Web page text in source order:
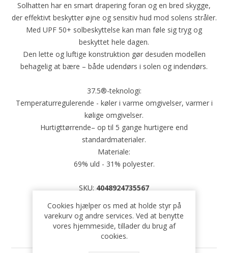
Solhatten har en smart drapering foran og en bred skygge,
der effektivt beskytter øjne og sensitiv hud mod solens stråler.
Med UPF 50+ solbeskyttelse kan man føle sig tryg og
beskyttet hele dagen.
Den lette og luftige konstruktion gør desuden modellen
behagelig at bære – både udendørs i solen og indendørs.
37.5®-teknologi:
Temperaturregulerende - køler i varme omgivelser, varmer i
kølige omgivelser.
Hurtigttørrende– op til 5 gange hurtigere end
standardmaterialer.
Materiale:
69% uld - 31% polyester.
SKU: 4048924735567
Cookies hjælper os med at holde styr på
varekurv og andre services. Ved at benytte
vores hjemmeside, tillader du brug af
cookies.